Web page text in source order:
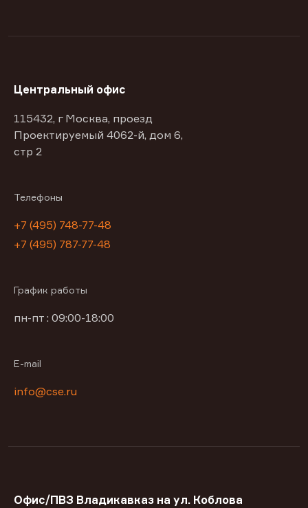
Центральный офис
115432, г Москва, проезд
Проектируемый 4062-й, дом 6,
стр 2
Телефоны
+7 (495) 748-77-48
+7 (495) 787-77-48
График работы
пн-пт : 09:00-18:00
E-mail
info@cse.ru
Офис/ПВЗ Владикавказ на ул. Коблова